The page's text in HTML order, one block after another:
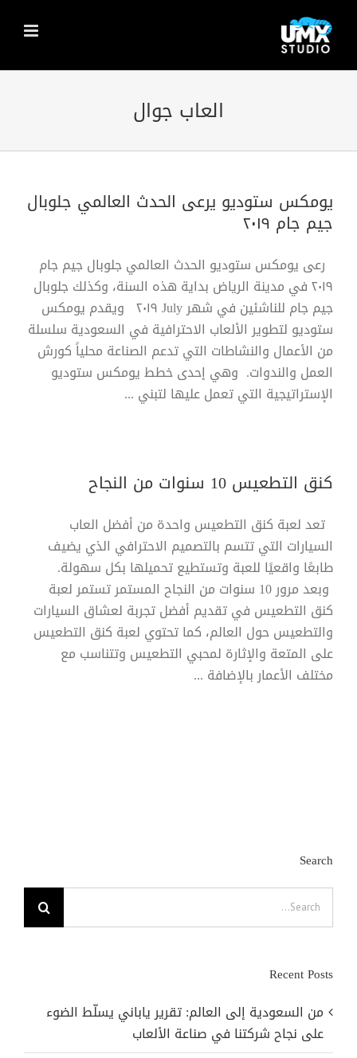
content
العاب جوال
يومكس ستوديو يرعى الحدث العالمي جلوبال
جيم جام ٢٠١٩
رعى يومكس ستوديو الحدث العالمي جلوبال جيم جام
٢٠١٩ في مدينة الرياض بداية هذه السنة، وكذلك جلوبال
جيم جام للناشئين في شهر July ٢٠١٩ ويقدم يومكس
ستوديو لتطوير الألعاب الاحترافية في السعودية سلسلة
من الأعمال والنشاطات التي تدعم الصناعة محلياً كورش
العمل والندوات. وهي إحدى خطط يومكس ستوديو
الإستراتيجية التي تعمل عليها لتبني ...
كنق التطعيس 10 سنوات من النجاح
تعد لعبة كنق التطعيس واحدة من أفضل العاب
السيارات التي تتسم بالتصميم الاحترافي الذي يضيف
طابعًا واقعيًا للعبة وتستطيع تحميلها بكل سهولة.
وبعد مرور 10 سنوات من النجاح المستمر تستمر لعبة
كنق التطعيس في تقديم أفضل تجربة لعشاق السيارات
والتطعيس حول العالم، كما تحتوي لعبة كنق التطعيس
على المتعة والإثارة لمحبي التطعيس وتتناسب مع
مختلف الأعمار بالإضافة ...
Search
Search
Recent Posts
من السعودية إلى العالم: تقرير ياباني يسلّط الضوء
على نجاح شركتنا في صناعة الألعاب